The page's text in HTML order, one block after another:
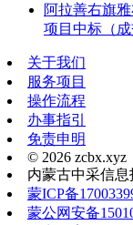
阿拉善右旗
项目中标（
关于我们
服务项目
操作流程
办事指引
免责申明
© 2026 zcbx.xyz
内蒙古中采信
蒙ICP备
蒙公网安备